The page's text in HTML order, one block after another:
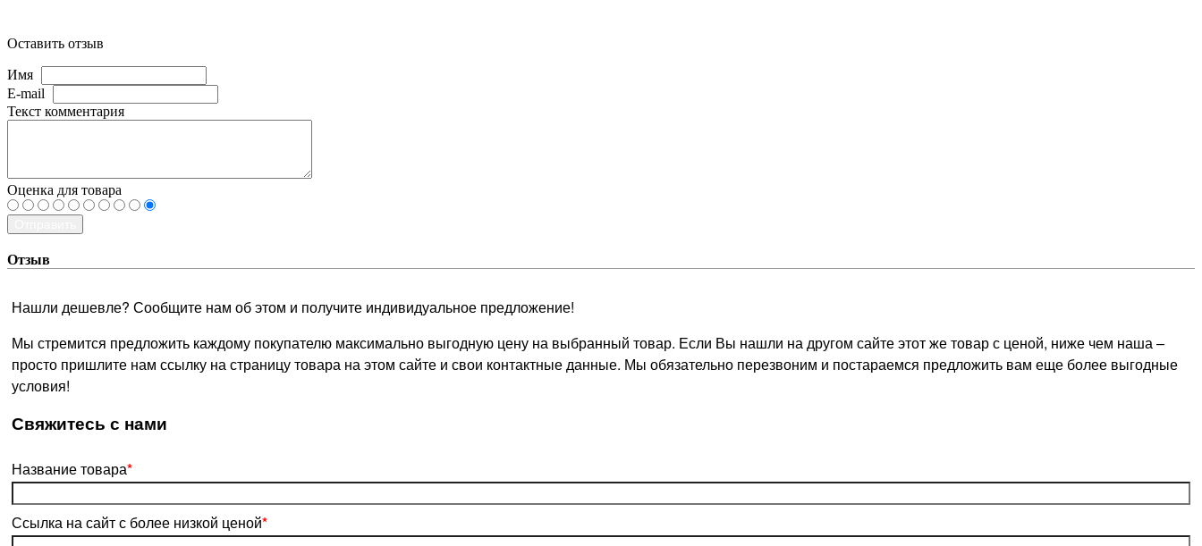
Оставить отзыв
Имя
E-mail
Текст комментария
Оценка для товара
Отзыв
Нашли дешевле? Сообщите нам об этом и получите индивидуальное предложение!
Мы стремится предложить каждому покупателю максимально выгодную цену на выбранный товар. Если Вы нашли на другом сайте этот же товар с ценой, ниже чем наша –
просто пришлите нам ссылку на страницу товара на этом сайте и свои контактные данные. Мы обязательно перезвоним и постараемся предложить вам еще более выгодные
условия!
­Свяжитесь с нами
Название товара*
Ссылка на сайт с более низкой ценой*